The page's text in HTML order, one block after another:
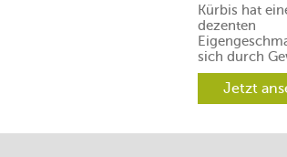
Kürbis hat
dezenten
sich durch
und Aromen
verschiedene
Richtungen
Jetzt